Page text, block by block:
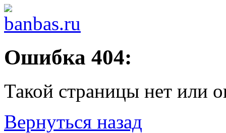
Ошибка 404:
Такой страницы нет или
Вернуться назад